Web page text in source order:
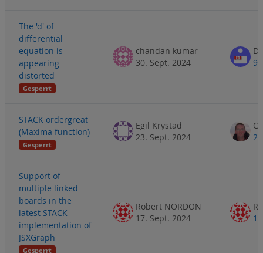
The 'd' of
differential
equation is
appearing
distorted
Gesperrt
chandan kumar
30. Sept. 2024
9.
STACK ordergreat
(Maxima function)
Gesperrt
Egil Krystad
23. Sept. 2024
Support of
multiple linked
boards in the
latest STACK
implementation of
JSXGraph
Gesperrt
Robert NORDON
17. Sept. 2024